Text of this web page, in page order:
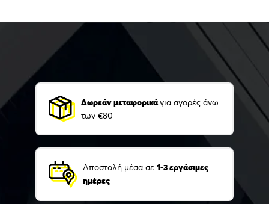
Δωρεάν μεταφορικάγια αγορές άνω
των €80
Αποστολή μέσα σε 1-3 εργάσιμες
ημέρες